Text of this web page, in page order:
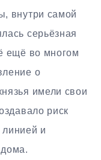
внутри самой
серьёзная
ещё во многом
о
имели свои
риск
и